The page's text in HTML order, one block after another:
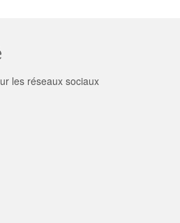
les réseaux sociaux